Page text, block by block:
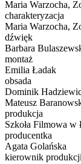
Maria Warzocha,
charakteryzacja
Maria Warzocha,
dźwięk
Barbara
montaż
Emilia Ładak
obsada
Dominik
Mateusz
produkcja
Szkoła Filmowa w
producentka
Agata Golańska
kierownik produkcji